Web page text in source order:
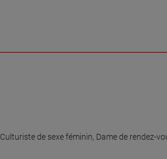
Culturiste de sexe féminin, Dame de rendez-